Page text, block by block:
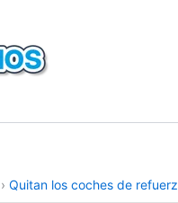
› Quitan los coches de